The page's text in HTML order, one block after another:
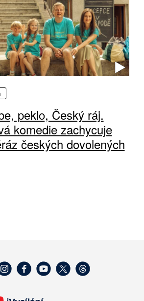
peklo, Český ráj.
komedie zachycuje
českých dovolených